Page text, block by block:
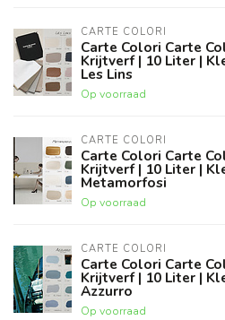
CARTE COLORI
Carte Colori Carte
Krijtverf | 10 Liter |
Les Lins
Op voorraad
CARTE COLORI
Carte Colori Carte
Krijtverf | 10 Liter |
Metamorfosi
Op voorraad
CARTE COLORI
Carte Colori Carte
Krijtverf | 10 Liter |
Azzurro
Op voorraad